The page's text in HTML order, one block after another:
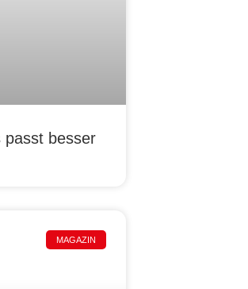
passt besser
MAGAZIN